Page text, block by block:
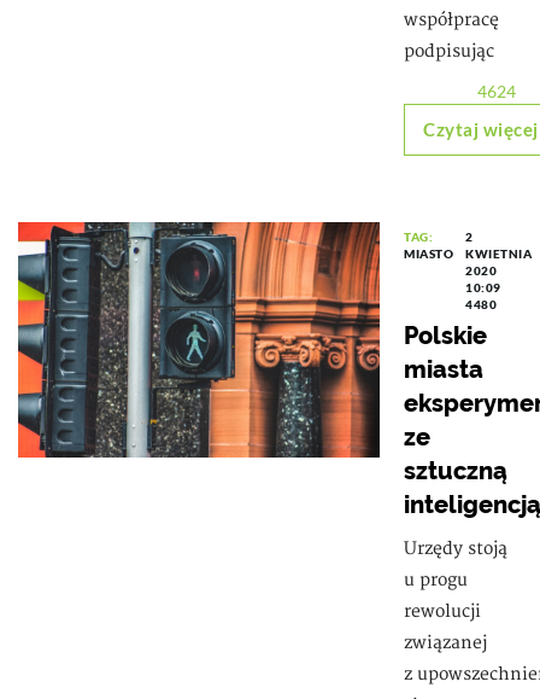
współpracę
podpisując
4624
Czytaj więcej
TAG:
MIASTO
2
KWIETNIA
2020
10:09
4480
Polskie
miasta
ze
sztuczną
inteligencją
Urzędy stoją
u progu
rewolucji
związanej
z